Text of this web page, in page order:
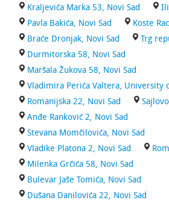
Kraljevića Marka 53, Novi Sad
Pavla Bakića, Novi Sad
Koste
Braće Dronjak, Novi Sad
Trg
Durmitorska 58, Novi Sad
Maršala Žukova 58, Novi Sad
Vladimira Perića Valtera, University
Romanijska 22, Novi Sad
Anđe Ranković 2, Novi Sad
Stevana Momčilovića, Novi Sad
Vladike Platona 2, Novi Sad
Milenka Grčića 58, Novi Sad
Bulevar Jaše Tomića, Novi Sad
Dušana Danilovića 22, Novi Sad